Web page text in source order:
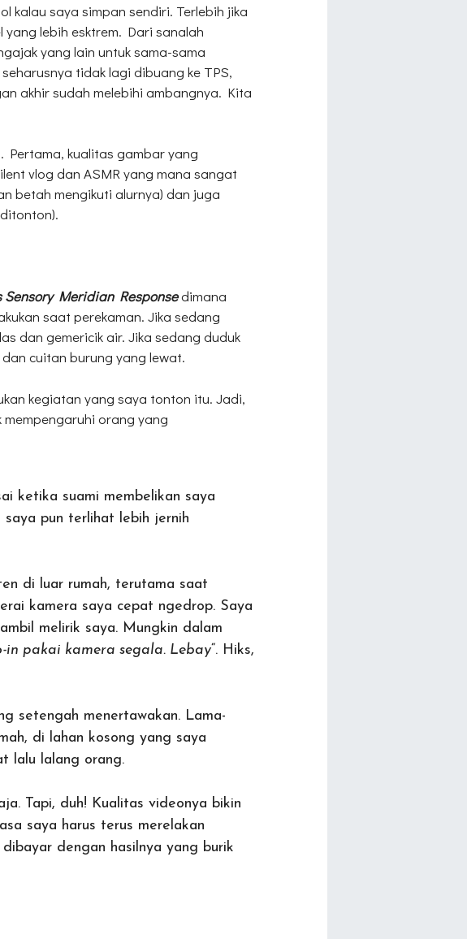
kalau saya simpan sendiri. Terlebih jika
lebih esktrem. Dari sanalah
yang lain untuk sama-sama
tidak lagi dibuang ke TPS,
akhir sudah melebihi ambangnya. Kita
Pertama, kualitas gambar yang
vlog dan ASMR yang mana sangat
betah mengikuti alurnya) dan juga
Sensory Meridian Responsedimana
saat perekaman. Jika sedang
dan gemericik air. Jika sedang duduk
cuitan burung yang lewat.
kegiatan yang saya tonton itu. Jadi,
orang yang
ketika suami membelikan saya
pun terlihat lebih jernih
di luar rumah, terutama saat
kamera saya cepat ngedrop. Saya
melirik saya. Mungkin dalam
pakai kamera segala. Lebay“. Hiks,
setengah menertawakan. Lama-
di lahan kosong yang saya
lalu lalang orang.
Tapi, duh! Kualitas videonya bikin
saya harus terus merelakan
dengan hasilnya yang burik